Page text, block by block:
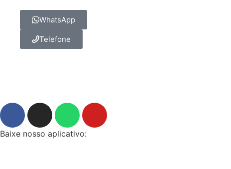
WhatsApp
Telefone
Baixe nosso aplicativo: